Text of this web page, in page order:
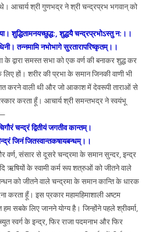
आचार्य श्री गुणभद्र ने श्री चन्द्रप्रभ भगवान् को
शुद्धितामनयच्छुद्ध:, शुद्धयै चन्द्रप्रभोऽस्तु न:।।
तन्नमामि नभोभागे सुरतारापरिष्कृतम्।।
के द्वारा समस्त सभा को एक वर्ण की बनाकर शुद्ध कर
हों। शरीर की प्रभा के समान जिनकी वाणी भी
करने वाली थी और जो आकाश में देवरूपी ताराओं से
करता हूँ। आचार्य श्री समन्तभद्र ने स्वयंभू
चन्द्रं द्वितीयं जगतीव कान्तम्।
जिनं जितस्वान्तकषायबन्धम्।।
वर्ण, संसार से दूसरे चन्द्रमा के समान सुन्दर, इन्द्र
ऋषियों के स्वामी कर्म रूप शत्रुओं को जीतने वाले
को जीतने वाले चन्द्रमा के समान कान्ति के धारक
करता हूँ। इस प्रकार महामहिमाशाली अष्टम
सबके लिए जानने योग्य है। जिन्होंने पहले श्रीवर्मा,
स्वर्ग के इन्द्र, फिर राजा पदमनाभ और फिर